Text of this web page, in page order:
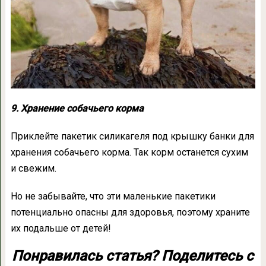
9. Хранение собачьего корма
Приклейте пакетик силикагеля под крышку банки для
хранения собачьего корма. Так корм останется сухим
и свежим.
Но не забывайте, что эти маленькие пакетики
потенциально опасны для здоровья, поэтому храните
их подальше от детей!
Понравилась статья? Поделитесь с